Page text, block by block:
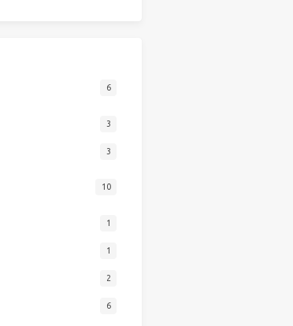
6
3
3
10
1
1
2
6